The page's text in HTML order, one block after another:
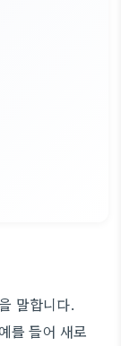
말합니다.
를 들어 새로